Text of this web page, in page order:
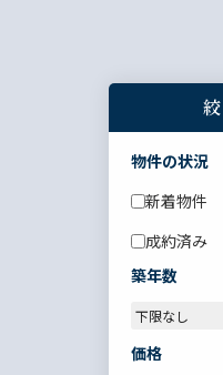
物件の状況
新着物件
成約済み
築年数
価格